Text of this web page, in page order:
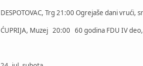
DESPOTOVAC, Trg 21:00 Ogrejaše dani
ĆUPRIJA, Muzej 20:00 60 godina FDU IV